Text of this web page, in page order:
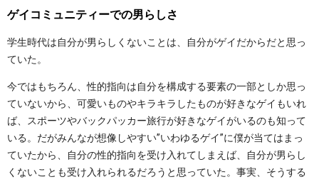
ゲイコミュニティーでの男らしさ
学生時代は自分が男らしくないことは、自分がゲイだからだと思っ
ていた。
今ではもちろん、性的指向は自分を構成する要素の一部としか思っ
ていないから、可愛いものやキラキラしたものが好きなゲイもいれ
ば、スポーツやバックパッカー旅行が好きなゲイがいるのも知って
いる。だがみんなが想像しやすい”いわゆるゲイ”に僕が当てはまっ
ていたから、自分の性的指向を受け入れてしまえば、自分が男らし
くないことも受け入れられるだろうと思っていた。事実、そうする